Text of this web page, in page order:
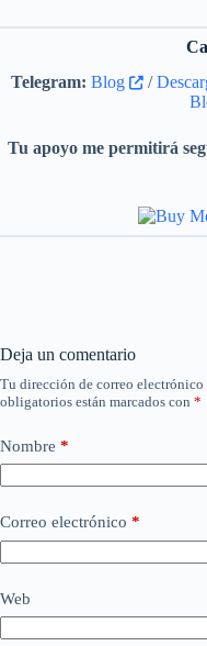
Telegram: Blog /
Tu apoyo me permitirá
Deja un comentario
Tu dirección de correo electrónico
obligatorios están marcados con *
Nombre *
Correo electrónico *
Web